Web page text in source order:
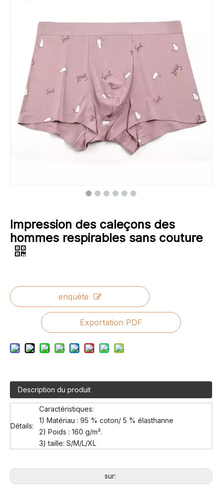
Quelle Couleur De Maillot De Bain Pour Peau Blanche?
2024-11-25
Impression des caleçons des
hommes respirables sans couture
enquête
Exportation PDF
Description du produit
Détails:
Caractéristiques:
1) Matériau : 95 % coton/ 5 % élasthanne
2) Poids : 160 g/m².
3) taille: S/M/L/XL
sur: